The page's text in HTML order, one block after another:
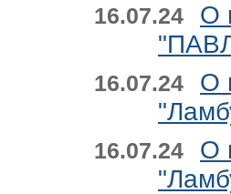
16.07.24
О
16.07.24
О
16.07.24
О